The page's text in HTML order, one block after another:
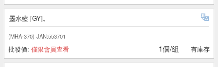
墨水藍 [GY]。
(MHA-370) JAN:553701
批發價: 僅限會員查看 1個/組 有庫存